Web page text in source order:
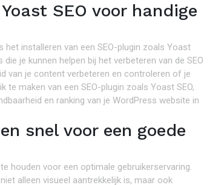
SEO voor handige
installeren van een SEO-plugin zoals Yoast
je kunnen helpen bij het verbeteren van de SEO
van je content verbeteren en controleren of je
maken van een SEO-plugin zoals Yoast SEO,
en ranking van je WordPress website in
snel voor een goede
houden voor een optimale gebruikerservaring.
alleen visueel aantrekkelijk is, maar ook